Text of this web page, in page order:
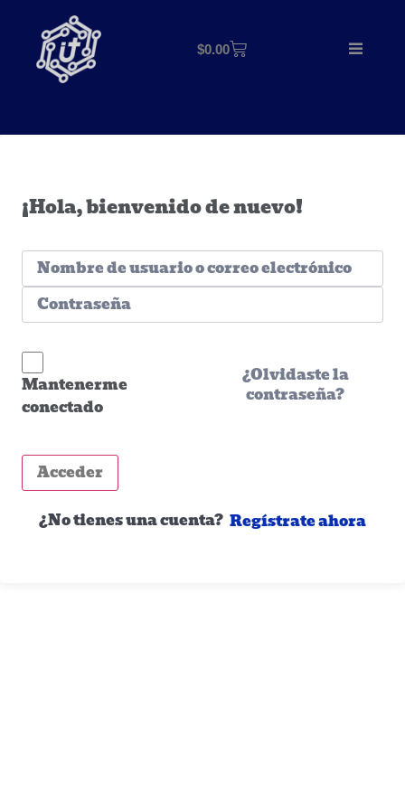
$0.00
¡Hola, bienvenido de nuevo!
Mantenerme
conectado
¿Olvidaste la
contraseña?
Acceder
¿No tienes una cuenta? Regístrate ahora